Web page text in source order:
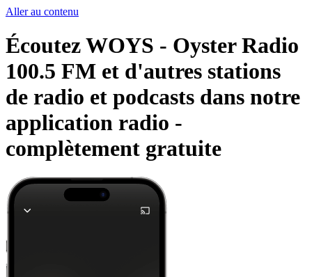
Aller au contenu
Écoutez WOYS - Oyster Radio
100.5 FM et d'autres stations
de radio et podcasts dans notre
application radio -
complètement gratuite